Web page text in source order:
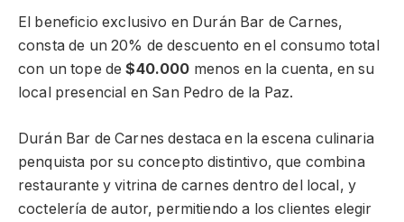
El beneficio exclusivo en Durán Bar de Carnes,
consta de un 20% de descuento en el consumo total
con un tope de $40.000 menos en la cuenta, en su
local presencial en San Pedro de la Paz.
Durán Bar de Carnes destaca en la escena culinaria
penquista por su concepto distintivo, que combina
restaurante y vitrina de carnes dentro del local, y
coctelería de autor, permitiendo a los clientes elegir